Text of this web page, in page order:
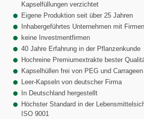
Kapselfüllungen verzichtet
Eigene Produktion seit über 25 Jahren
Inhabergeführtes Unternehmen mit
keine Investmentfirmen
40 Jahre Erfahrung in der Pflanzenkunde
Hochreine Premiumextrakte bester
Kapselhüllen frei von PEG und Carrageen
Leer-Kapseln von deutscher Firma
In Deutschland hergestellt
Höchster Standard in der
ISO 9001